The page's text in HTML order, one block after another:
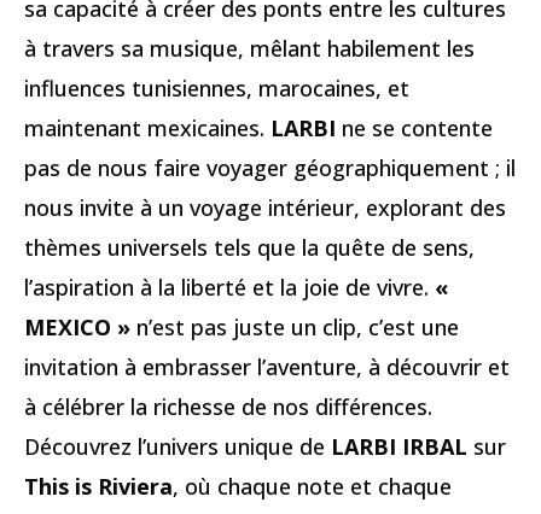
sa capacité à créer des ponts entre les cultures
à travers sa musique, mêlant habilement les
influences tunisiennes, marocaines, et
maintenant mexicaines. LARBI ne se contente
pas de nous faire voyager géographiquement ; il
nous invite à un voyage intérieur, explorant des
thèmes universels tels que la quête de sens,
l’aspiration à la liberté et la joie de vivre. «
MEXICO » n’est pas juste un clip, c’est une
invitation à embrasser l’aventure, à découvrir et
à célébrer la richesse de nos différences.
Découvrez l’univers unique de LARBI IRBAL sur
This is Riviera, où chaque note et chaque